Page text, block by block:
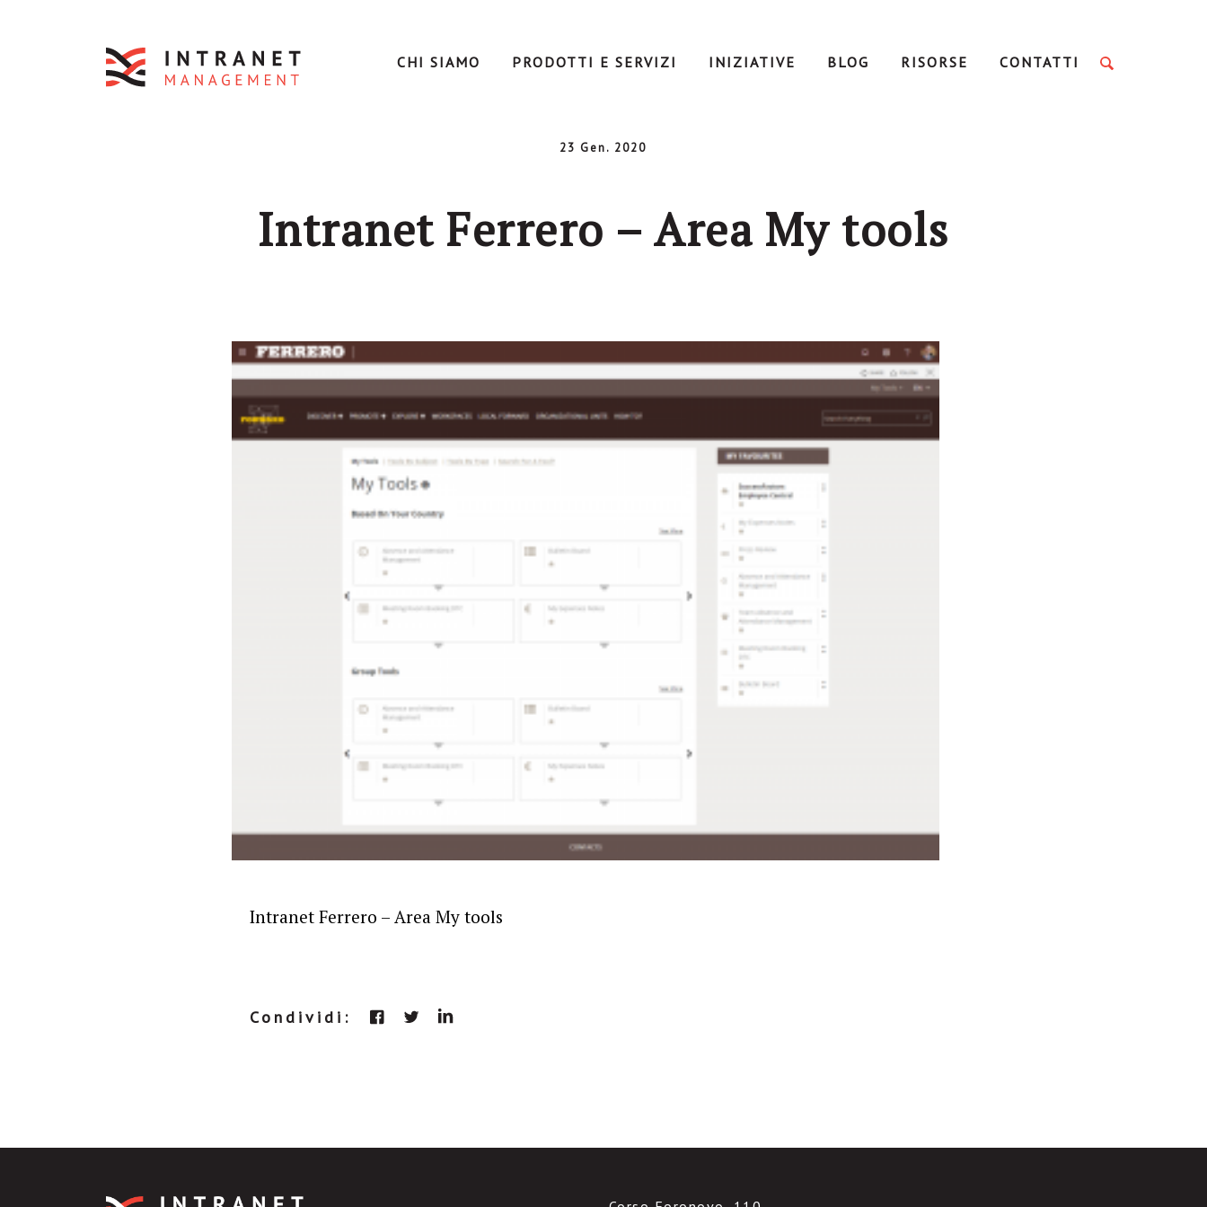
CHI SIAMO PRODOTTI E SERVIZI INIZIATIVE BLOG RISORSE CONTATTI
23 Gen. 2020
Intranet Ferrero – Area My tools
Intranet Ferrero – Area My tools
Condividi: